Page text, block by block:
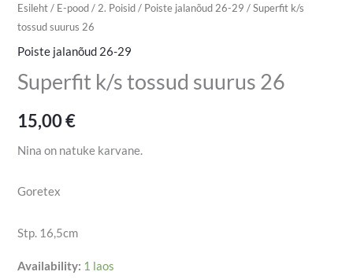
Esileht/ E-pood/ 2. Poisid/ Poiste jalanõud 26-29 / Superfit k/s
tossud suurus 26
Poiste jalanõud 26-29
Superfit k/s tossud suurus 26
15,00€
Nina on natuke karvane.
Goretex
Stp. 16,5cm
Availability: 1 laos